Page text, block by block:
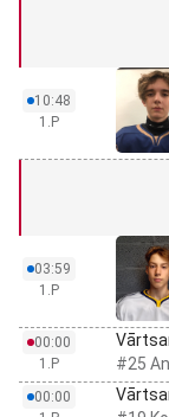
10:48
1.P
03:59
1.P
00:00
1.P
#25
00:00